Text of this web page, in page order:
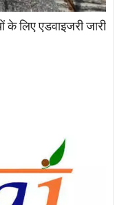
के लिए एडवाइजरी जारी